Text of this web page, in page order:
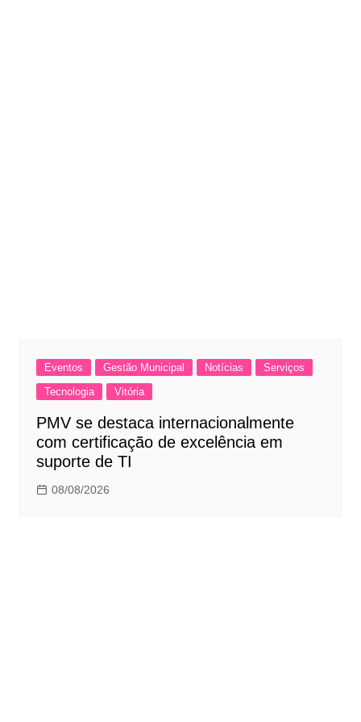
Eventos Gestão Municipal Notícias
Serviços
Tecnologia
Vitória
PMV se destaca internacionalmente
com certificação de excelência em
suporte de TI
08/08/2026